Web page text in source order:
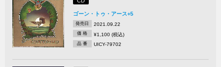
ゴーン・トゥ・アース+5
発売日 2021.09.22
価 格 ¥1,100 (税込)
品 番 UICY-79702